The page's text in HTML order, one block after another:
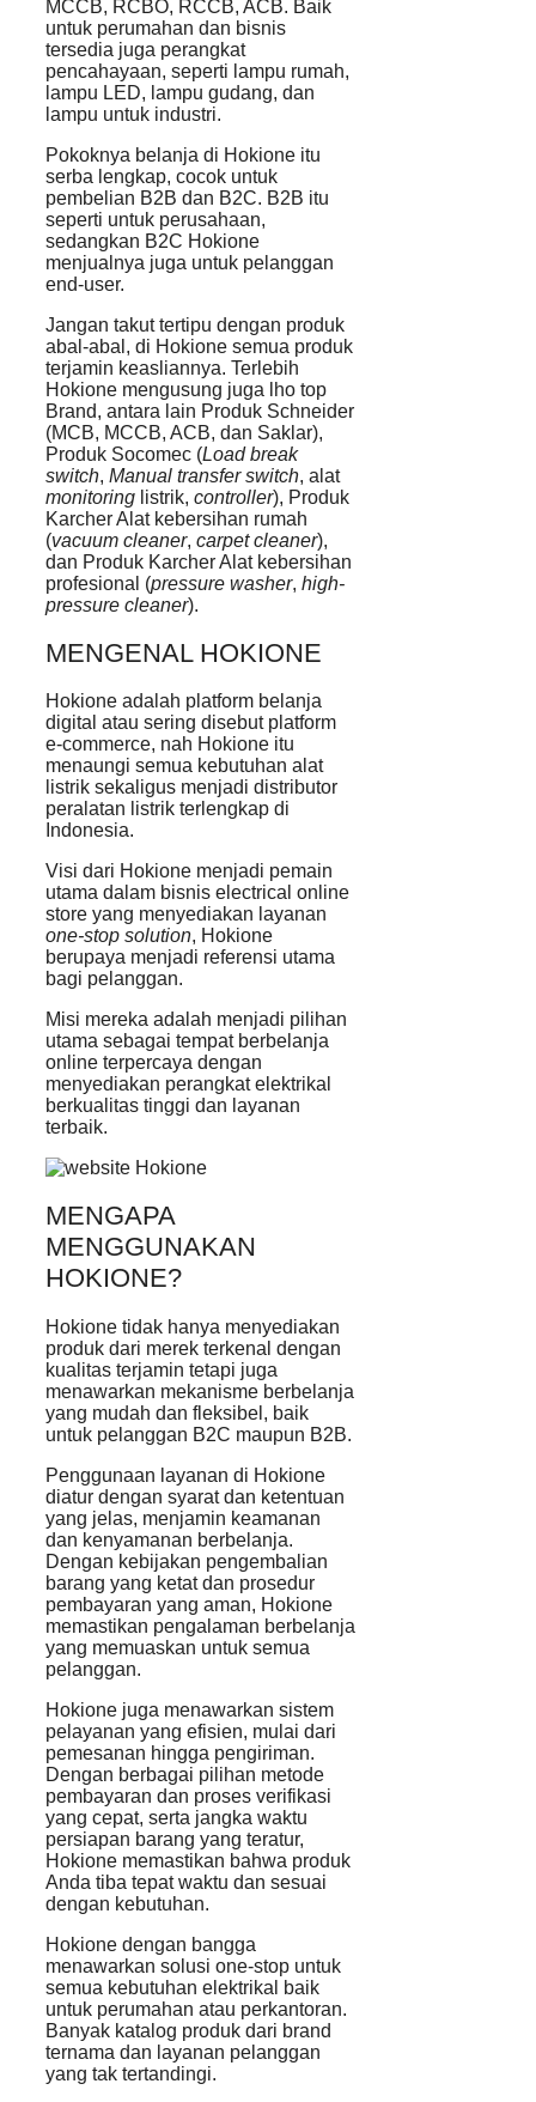
MCCB, RCBO, RCCB, ACB. Baik
untuk perumahan dan bisnis
tersedia juga perangkat
pencahayaan, seperti lampu rumah,
lampu LED, lampu gudang, dan
lampu untuk industri.
Pokoknya belanja di Hokione itu
serba lengkap, cocok untuk
pembelian B2B dan B2C. B2B itu
seperti untuk perusahaan,
sedangkan B2C Hokione
menjualnya juga untuk pelanggan
end-user.
Jangan takut tertipu dengan produk
abal-abal, di Hokione semua produk
terjamin keasliannya. Terlebih
Hokione mengusung juga lho top
Brand, antara lain Produk Schneider
(MCB, MCCB, ACB, dan Saklar),
Produk Socomec (Load break
switch, Manual transfer switch, alat
monitoring listrik, controller), Produk
Karcher Alat kebersihan rumah
(vacuum cleaner, carpet cleaner),
dan Produk Karcher Alat kebersihan
profesional (pressure washer, high-
pressure cleaner).
MENGENAL HOKIONE
Hokione adalah platform belanja
digital atau sering disebut platform
e-commerce, nah Hokione itu
menaungi semua kebutuhan alat
listrik sekaligus menjadi distributor
peralatan listrik terlengkap di
Indonesia.
Visi dari Hokione menjadi pemain
utama dalam bisnis electrical online
store yang menyediakan layanan
one-stop solution, Hokione
berupaya menjadi referensi utama
bagi pelanggan.
Misi mereka adalah menjadi pilihan
utama sebagai tempat berbelanja
online terpercaya dengan
menyediakan perangkat elektrikal
berkualitas tinggi dan layanan
terbaik.
MENGAPA
MENGGUNAKAN
HOKIONE?
Hokione tidak hanya menyediakan
produk dari merek terkenal dengan
kualitas terjamin tetapi juga
menawarkan mekanisme berbelanja
yang mudah dan fleksibel, baik
untuk pelanggan B2C maupun B2B.
Penggunaan layanan di Hokione
diatur dengan syarat dan ketentuan
yang jelas, menjamin keamanan
dan kenyamanan berbelanja.
Dengan kebijakan pengembalian
barang yang ketat dan prosedur
pembayaran yang aman, Hokione
memastikan pengalaman berbelanja
yang memuaskan untuk semua
pelanggan.
Hokione juga menawarkan sistem
pelayanan yang efisien, mulai dari
pemesanan hingga pengiriman.
Dengan berbagai pilihan metode
pembayaran dan proses verifikasi
yang cepat, serta jangka waktu
persiapan barang yang teratur,
Hokione memastikan bahwa produk
Anda tiba tepat waktu dan sesuai
dengan kebutuhan.
Hokione dengan bangga
menawarkan solusi one-stop untuk
semua kebutuhan elektrikal baik
untuk perumahan atau perkantoran.
Banyak katalog produk dari brand
ternama dan layanan pelanggan
yang tak tertandingi.